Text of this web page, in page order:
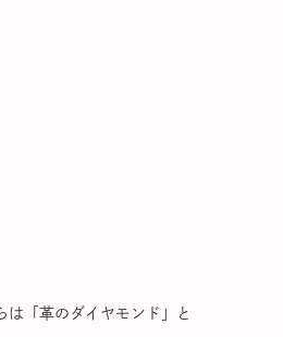
「革のダイヤモンド」と